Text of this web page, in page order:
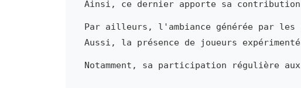
Ainsi, ce dernier apporte sa
Par ailleurs, l'ambiance générée par les
Aussi, la présence de joueurs
Notamment, sa participation régulière